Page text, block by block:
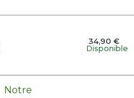
34,90 €
Disponible
Notre